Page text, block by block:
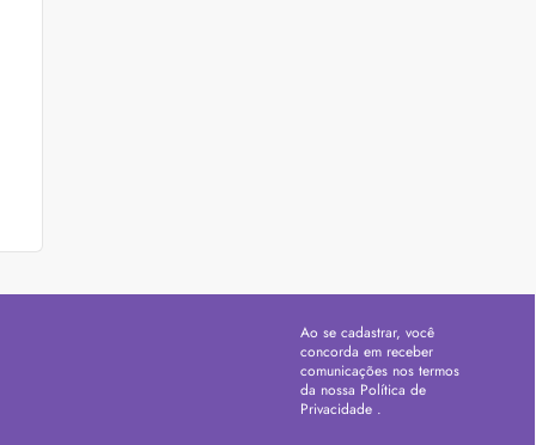
Ao se cadastrar, você
concorda em receber
comunicações nos termos
da nossa Política de
Privacidade .